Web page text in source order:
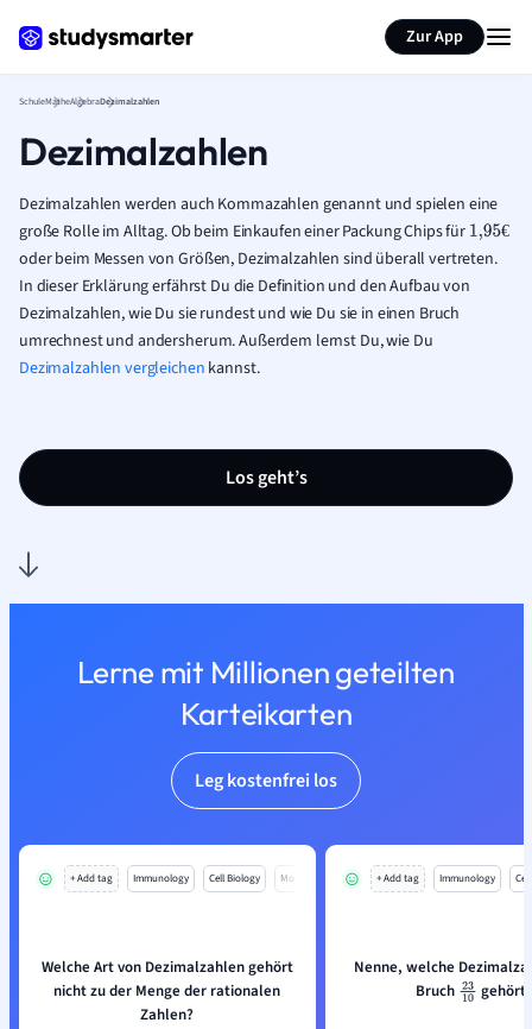
Zur App
SchuleMatheAlgebraDezimalzahlen
Dezimalzahlen
Dezimalzahlen werden auch Kommazahlen genannt und spielen eine
große Rolle im Alltag. Ob beim Einkaufen einerPackung Chips für €
1,95€
oder beim Messen von Größen, Dezimalzahlen sind überall vertreten.
In dieser Erklärung erfährst Du die Definition und den Aufbau von
Dezimalzahlen, wie Du sie rundest und wie Du sie in einen Bruch
umrechnest und andersherum. Außerdem lernst Du, wie Du
Dezimalzahlen vergleichen kannst.
Los geht’s
Lerne mit Millionen geteilten
Karteikarten
Leg kostenfrei los
+ Add tag Immunology Cell Biology Mo
Welche Art von Dezimalzahlen gehört
nicht zu der Menge der rationalen
Zahlen?
+ Add tag Immunology
Nenne, welche
Bruch 2310gehört.
Seite zusammenfassen